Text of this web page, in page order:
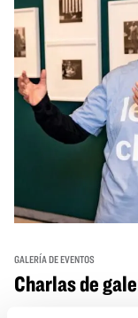
GALERÍA DE EVENTOS
Charlas de